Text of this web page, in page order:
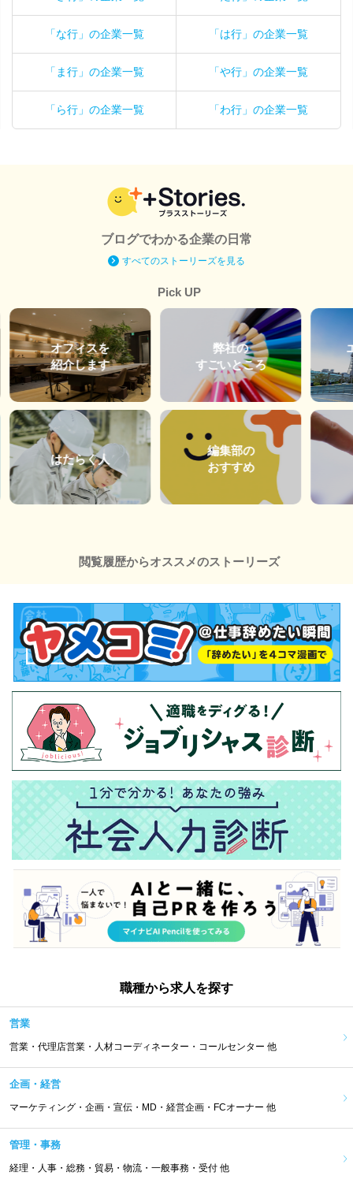
「な行」の企業一覧 「は行」の企業一覧
「ま行」の企業一覧 「や行」の企業一覧
「ら行」の企業一覧 「わ行」の企業一覧
ブログでわかる企業の日常
すべてのストーリーズを見る
Pick UP
オフィスを
紹介します
はたらく人
弊社の
すごいところ
編集部の
おすすめ
閲覧履歴からオススメのストーリーズ
職種から求人を探す
営業
営業・代理店営業・人材コーディネーター・コールセンター 他
企画・経営
マーケティング・企画・宣伝・MD・経営企画・FCオーナー 他
管理・事務
経理・人事・総務・貿易・物流・一般事務・受付 他